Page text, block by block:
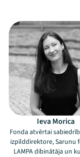
Ieva Morica
Fonda atvērtai
izpilddirektore, Sarunu
LAMPA dibinātāja un